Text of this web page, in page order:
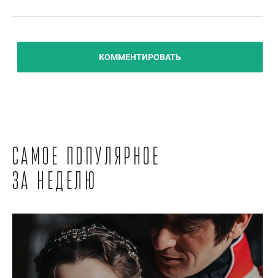
КОММЕНТИРОВАТЬ
Самое популярное
за неделю